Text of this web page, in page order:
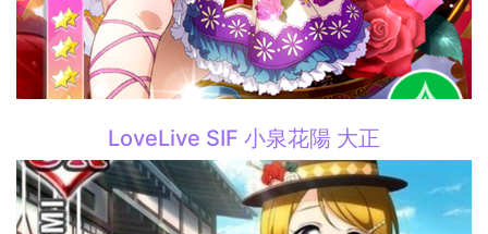
LoveLive SIF 小泉花陽 大正